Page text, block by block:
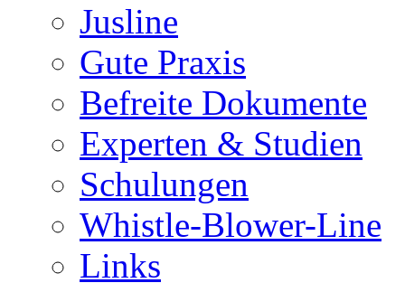
Jusline
Gute Praxis
Befreite Dokumente
Experten & Studien
Schulungen
Whistle-Blower-Line
Links